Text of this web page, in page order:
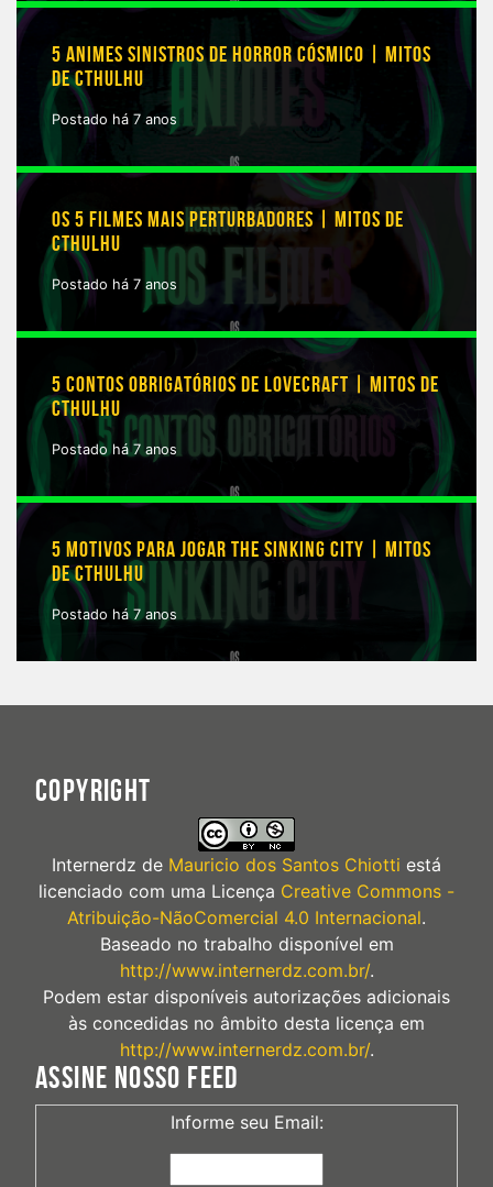
5 ANIMES SINISTROS DE HORROR CÓSMICO | MITOS
DE CTHULHU
Postado há 7 anos
OS 5 FILMES MAIS PERTURBADORES | MITOS DE
CTHULHU
Postado há 7 anos
5 CONTOS OBRIGATÓRIOS DE LOVECRAFT | MITOS DE
CTHULHU
Postado há 7 anos
5 MOTIVOS PARA JOGAR THE SINKING CITY | MITOS
DE CTHULHU
Postado há 7 anos
COPYRIGHT
Internerdz de Mauricio dos Santos Chiotti está
licenciado com uma Licença Creative Commons -
Atribuição-NãoComercial 4.0 Internacional.
Baseado no trabalho disponível em
http://www.internerdz.com.br/.
Podem estar disponíveis autorizações adicionais
às concedidas no âmbito desta licença em
http://www.internerdz.com.br/.
ASSINE NOSSO FEED
Informe seu Email: